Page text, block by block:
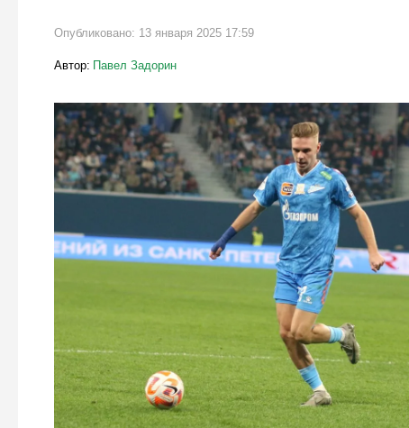
Опубликовано: 13 января 2025 17:59
Автор: Павел Задорин
Legion-Media